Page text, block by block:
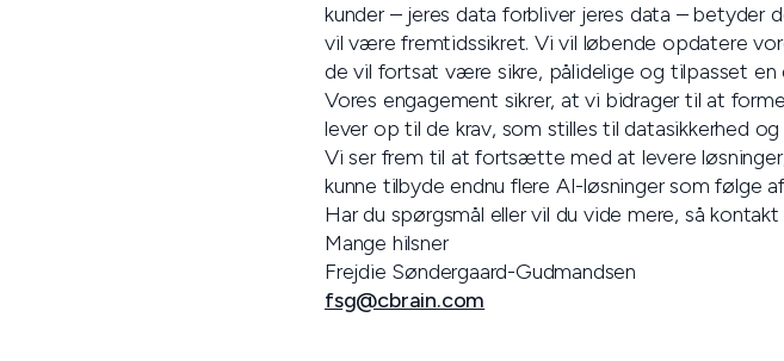
kunder – jeres data forbliver jeres data – betyder
vil være fremtidssikret. Vi vil løbende opdatere
de vil fortsat være sikre, pålidelige og tilpasset en
Vores engagement sikrer, at vi bidrager til at
lever op til de krav, som stilles til datasikkerhed
Vi ser frem til at fortsætte med at levere
kunne tilbyde endnu flere AI-løsninger som følge
Har du spørgsmål eller vil du vide mere, så
Mange hilsner
Frejdie Søndergaard-Gudmandsen
fsg@cbrain.com